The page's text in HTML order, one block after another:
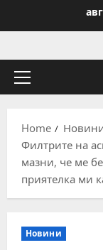
Primary
Home
Филтрите на
мазни, че ме
приятелка ми
Новини